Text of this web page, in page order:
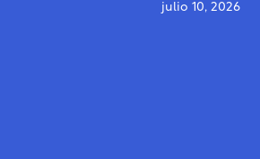
julio 10, 2026